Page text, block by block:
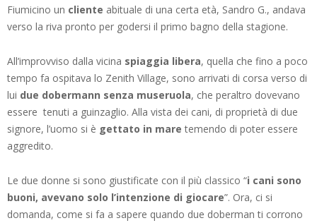
Fiumicino un cliente abituale di una certa età, Sandro G., andava
verso la riva pronto per godersi il primo bagno della stagione.
All’improvviso dalla vicina spiaggia libera, quella che fino a poco
tempo fa ospitava lo Zenith Village, sono arrivati di corsa verso di
lui due dobermann senza museruola, che peraltro dovevano
essere tenuti a guinzaglio. Alla vista dei cani, di proprietà di due
signore, l’uomo si è gettato in mare temendo di poter essere
aggredito.
Le due donne si sono giustificate con il più classico “i cani sono
buoni, avevano solo l’intenzione di giocare”. Ora, ci si
domanda, come si fa a sapere quando due doberman ti corrono